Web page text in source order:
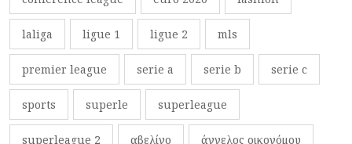
laliga ligue 1 ligue 2 mls
premier league serie a serie b serie c
sports superle superleague
superleague 2 αβελίνο άγγελος οικονόμου